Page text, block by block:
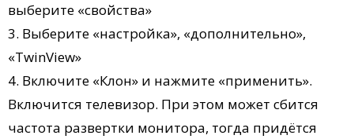
выберите «свойства»
3. Выберите «настройка», «дополнительно»,
«TwinView»
4. Включите «Клон» и нажмите «применить».
Включится телевизор. При этом может сбится
частота развертки монитора, тогда придётся